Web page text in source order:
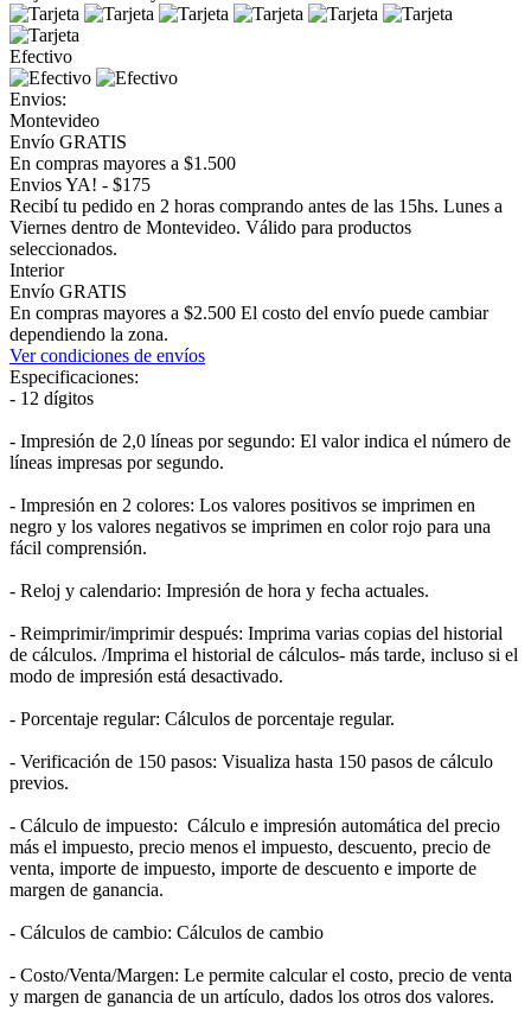
Efectivo
Envios:
Montevideo
Envío GRATIS
En compras mayores a $1.500
Envios YA! - $175
Recibí tu pedido en 2 horas comprando antes de las 15hs. Lunes a
Viernes dentro de Montevideo. Válido para productos
seleccionados.
Interior
Envío GRATIS
En compras mayores a $2.500 El costo del envío puede cambiar
dependiendo la zona.
Ver condiciones de envíos
Especificaciones:
- 12 dígitos
- Impresión de 2,0 líneas por segundo: El valor indica el número de
líneas impresas por segundo.
- Impresión en 2 colores: Los valores positivos se imprimen en
negro y los valores negativos se imprimen en color rojo para una
fácil comprensión.
- Reloj y calendario: Impresión de hora y fecha actuales.
- Reimprimir/imprimir después: Imprima varias copias del historial
de cálculos. /Imprima el historial de cálculos- más tarde, incluso si el
modo de impresión está desactivado.
- Porcentaje regular: Cálculos de porcentaje regular.
- Verificación de 150 pasos: Visualiza hasta 150 pasos de cálculo
previos.
- Cálculo de impuesto: Cálculo e impresión automática del precio
más el impuesto, precio menos el impuesto, descuento, precio de
venta, importe de impuesto, importe de descuento e importe de
margen de ganancia.
- Cálculos de cambio: Cálculos de cambio
- Costo/Venta/Margen: Le permite calcular el costo, precio de venta
y margen de ganancia de un artículo, dados los otros dos valores.